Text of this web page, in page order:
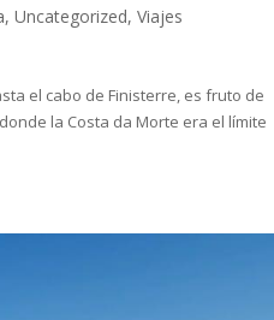
,Uncategorized,Viajes
el cabo de Finisterre, es fruto de
la Costa da Morte era el límite